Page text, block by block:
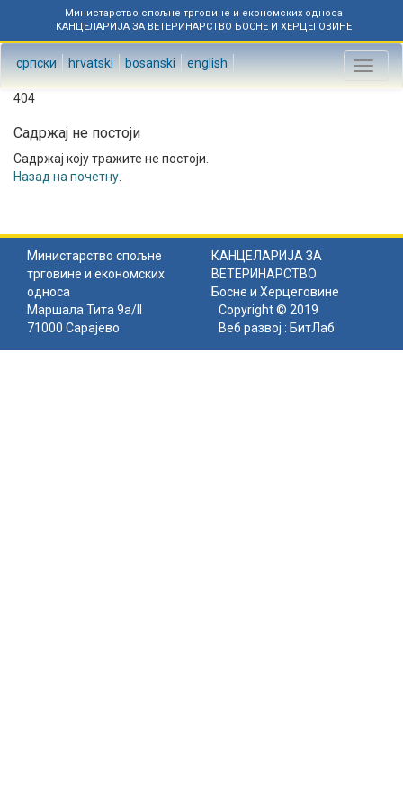
Министарство спољне трговине и економских односа
КАНЦЕЛАРИЈА ЗА ВЕТЕРИНАРСТВО БОСНЕ И ХЕРЦЕГОВИНЕ
српски hrvatski bosanski english
Toggle
404
Садржај не постоји
Садржај коју тражите не постоји.
Назад на почетну
Министарство спољне
трговине и економских
односа
КАНЦЕЛАРИЈА ЗА
ВЕТЕРИНАРСТВО
Босне и Херцеговине
Маршала Тита 9а/II
71000 Сарајево
Copyright © 2019
Веб развој : БитЛаб